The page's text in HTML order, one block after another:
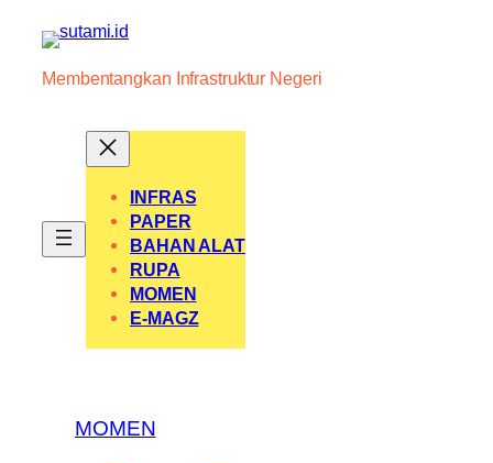
content
Membentangkan Infrastruktur Negeri
INFRAS
PAPER
BAHAN ALAT
RUPA
MOMEN
E-MAGZ
MOMEN